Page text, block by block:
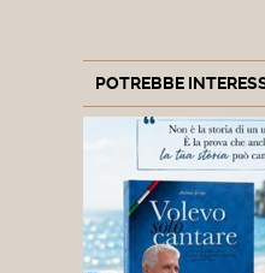
POTREBBE